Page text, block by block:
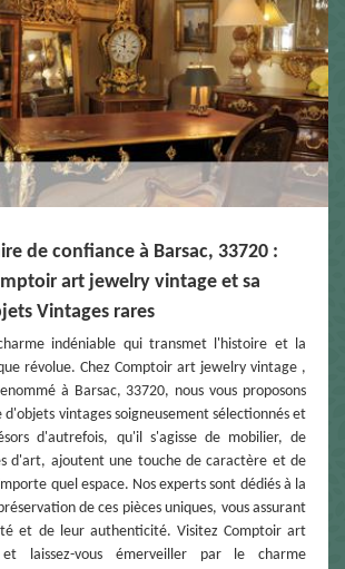
de confiance à Barsac, 33720 :
art jewelry vintage et sa
Vintages rares
indéniable qui transmet l'histoire et la
révolue. Chez Comptoir art jewelry vintage ,
à Barsac, 33720, nous vous proposons
d'objets vintages soigneusement sélectionnés et
d'autrefois, qu'il s'agisse de mobilier, de
d'art, ajoutent une touche de caractère et de
quel espace. Nos experts sont dédiés à la
de ces pièces uniques, vous assurant
et de leur authenticité. Visitez Comptoir art
laissez-vous émerveiller par le charme